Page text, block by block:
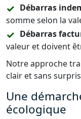
Débarras
somme selon la
Débarras
valeur et doivent
Notre approche
clair et sans
Une
écologique